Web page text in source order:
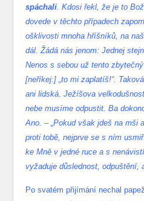
spáchali. Kdosi řekl, že je to
dovede v těchto případech
ošklivosti mnoha hříšníků, na
dál. Žádá nás jenom: Jednej
Nenos s sebou už tento
[neříkej:] „to mi zaplatíš!“.
ani lidská. Ježíšova
nebe musíme odpustit. Ba
Ano. – „Pokud však jdeš na mši
proti tobě, nejprve se s ním
ke Mně v jedné ruce a s
vyžaduje důslednost, odpuštění,
Po svatém přijímání nechal